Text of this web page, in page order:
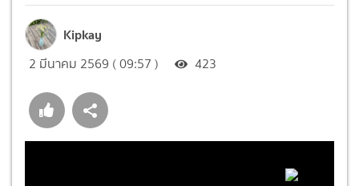
Kipkay
2 มีนาคม 2569 ( 09:57 ) 423